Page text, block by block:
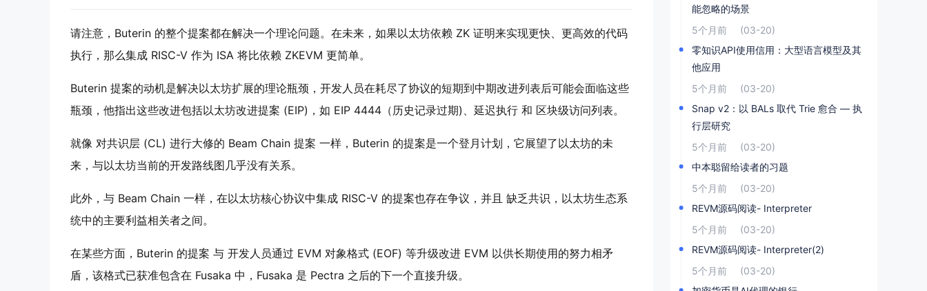
请注意，Buterin 的整个提案都在解决一个理论问题。在未来，如果以太坊依赖 ZK 证明来实现更快、更高效的代码
执行，那么集成 RISC-V 作为 ISA 将比依赖 ZKEVM 更简单。
Buterin 提案的动机是解决以太坊扩展的理论瓶颈，开发人员在耗尽了协议的短期到中期改进列表后可能会面临这些
瓶颈，他指出这些改进包括以太坊改进提案 (EIP)，如 EIP 4444（历史记录过期)、延迟执行 和 区块级访问列表。
就像 对共识层 (CL) 进行大修的 Beam Chain 提案 一样，Buterin 的提案是一个登月计划，它展望了以太坊的未
来，与以太坊当前的开发路线图几乎没有关系。
此外，与 Beam Chain 一样，在以太坊核心协议中集成 RISC-V 的提案也存在争议，并且 缺乏共识，以太坊生态系
统中的主要利益相关者之间。
在某些方面，Buterin 的提案 与 开发人员通过 EVM 对象格式 (EOF) 等升级改进 EVM 以供长期使用的努力相矛
盾，该格式已获准包含在 Fusaka 中，Fusaka 是 Pectra 之后的下一个直接升级。
能忽略的场景
5个月前
(03-20)
零知识API使用信用：大型语言模型及其
他应用
5个月前
(03-20)
Snap v2：以 BALs 取代 Trie 愈合 — 执
行层研究
5个月前
(03-20)
中本聪留给读者的习题
5个月前
(03-20)
REVM源码阅读- Interpreter
5个月前
(03-20)
REVM源码阅读- Interpreter(2)
5个月前
(03-20)